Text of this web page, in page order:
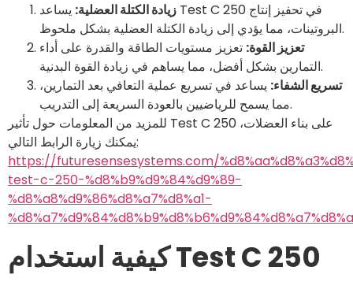
زيادة الكتلة العضلية: يساعد Test C 250 في تحفيز إنتاج
البروتينات، مما يؤدي إلى زيادة الكتلة العضلية بشكل ملحوظ.
تعزيز القوة: تعزيز مستويات الطاقة والقدرة على أداء
التمارين بشكل أفضل، مما يساهم في زيادة القوة البدنية.
تسريع الشفاء: يساعد في تسريع عملية التعافي بعد التمارين،
مما يسمح للرياضيين بالعودة السريعة إلى التدريب.
للمزيد من المعلومات حول تأثير Test C 250 على بناء العضلات،
يمكنك زيارة الرابط التالي:
https://futuresensesystems.com/
test-c-250-%d8%b9%d9%84%d9%89-
%d8%a8%d9%86%d8%a7%d8%a1-
كيفية استخدام Test C 250